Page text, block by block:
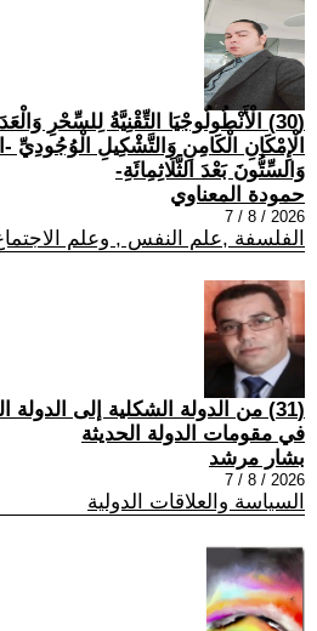
(30) الْأَنْطُولُوجْيَا التِّقْنِيَّةُ لِلسِّحْرِ
الْإِمْكَانِ الْكَامِنِ وَالتَّشْكِيلِ الْوُجُودِيِّ -
وَالسِّتُّونَ بَعْدَ الثَّلَاثِمِائَةِ-
حمودة المعناوي
2026 / 8 / 7
الفلسفة ,علم النفس , وعلم
(31) من الدولة الشكلية إلى الدولة
في مقومات الدولة الحديثة
بشار مرشد
2026 / 8 / 7
السياسة والعلاقات الدولية